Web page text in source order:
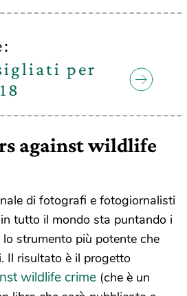
per
against wildlife
di fotografi e fotogiornalisti
tutto il mondo sta puntando i
strumento più potente che
Il risultato è il progetto
wildlife crime (che è un